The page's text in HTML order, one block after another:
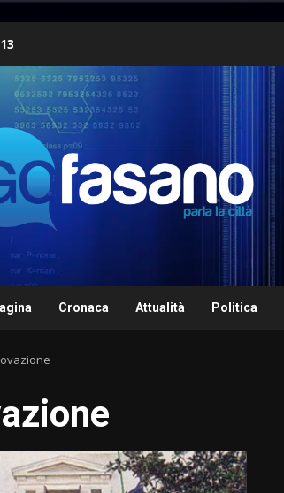
Cronaca Attualità Politica